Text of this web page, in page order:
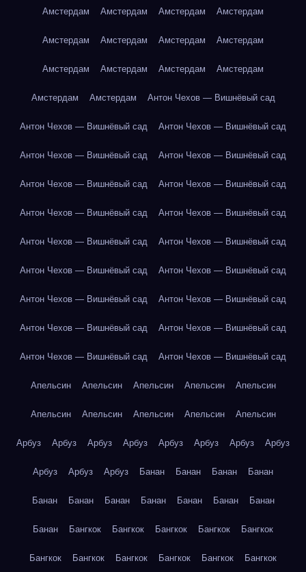
Амстердам Амстердам Амстердам Амстердам
Амстердам Амстердам Амстердам Амстердам
Амстердам Амстердам Амстердам Амстердам
Амстердам Амстердам Антон Чехов — Вишнёвый сад
Антон Чехов — Вишнёвый сад Антон Чехов — Вишнёвый сад
Антон Чехов — Вишнёвый сад Антон Чехов — Вишнёвый сад
Антон Чехов — Вишнёвый сад Антон Чехов — Вишнёвый сад
Антон Чехов — Вишнёвый сад Антон Чехов — Вишнёвый сад
Антон Чехов — Вишнёвый сад Антон Чехов — Вишнёвый сад
Антон Чехов — Вишнёвый сад Антон Чехов — Вишнёвый сад
Антон Чехов — Вишнёвый сад Антон Чехов — Вишнёвый сад
Антон Чехов — Вишнёвый сад Антон Чехов — Вишнёвый сад
Антон Чехов — Вишнёвый сад Антон Чехов — Вишнёвый сад
Апельсин Апельсин Апельсин Апельсин Апельсин
Апельсин Апельсин Апельсин Апельсин Апельсин
Арбуз Арбуз Арбуз Арбуз Арбуз Арбуз Арбуз Арбуз
Арбуз Арбуз Арбуз Банан Банан Банан Банан
Банан Банан Банан Банан Банан Банан Банан
Банан Бангкок Бангкок Бангкок Бангкок Бангкок
Бангкок Бангкок Бангкок Бангкок Бангкок Бангкок